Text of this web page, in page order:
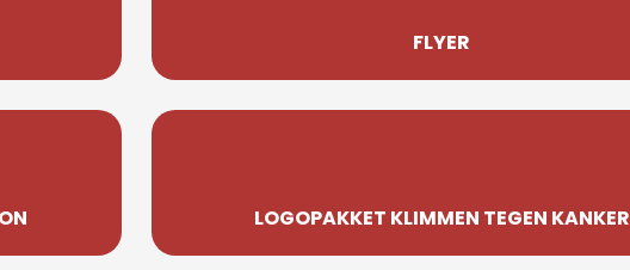
FLYER
LOGOPAKKET KLIMMEN TEGEN KANKER